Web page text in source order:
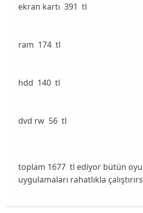
ekran kartı 391 tl
ram 174 tl
hdd 140 tl
dvd rw 56 tl
toplam 1677 tl ediyor bütün
uygulamaları rahatlıkla